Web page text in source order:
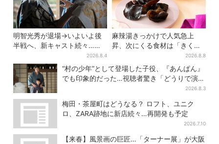
明智光秀が退場→いよいよ後
半戦へ、新キャスト続々…
「豊臣兄弟！」振り返り＆第
30回あらすじ
2026.8.4
麻辣湯きっかけで人気急上
昇、次にくる食材は「きくら
げ」？ お菓子もヒット、購入
者9割超が女性
2026.8.8
“村の少年”として登場した子役、『あんぱん』
でも印象的だった…視聴者驚き「どうりで演技
2026.8.3
梅田・茶屋町はどうなる？ ロフト、ユニク
ロ、ZARA跡地に新店続々…再開発も予定
2026.7.10
【来春】風景画の巨匠…「ターナー展」が大阪